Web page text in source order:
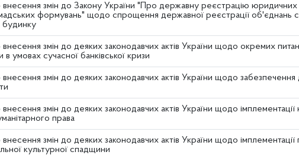
змін до Закону України "Про державну реєстрацію юридичних
формувань" щодо спрощення державної реєстрації об'єднань
будинку
змін до деяких законодавчих актів України щодо окремих
в умовах сучасної банківської кризи
змін до деяких законодавчих актів України щодо забезпечення
змін до деяких законодавчих актів України щодо
права
змін до деяких законодавчих актів України щодо
культурної спадщини